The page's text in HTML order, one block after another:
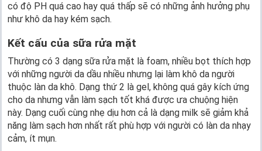
có độ PH quá cao hay quá thấp sẽ có những ảnh hưởng phụ
như khô da hay kém sạch.
Kết cấu của sữa rửa mặt
Thường có 3 dạng sữa rửa mặt là foam, nhiều bọt thích hợp
với những người da dầu nhiều nhưng lại làm khô da người
thuộc làn da khô. Dạng thứ 2 là gel, không quá gây kích ứng
cho da nhưng vẫn làm sạch tốt khá được ưa chuộng hiện
này. Dạng cuối cùng nhẹ dịu hơn cả là dạng milk sẽ giảm khả
năng làm sạch hơn nhất rất phù hợp với người có làn da nhạy
cảm, ít mụn.